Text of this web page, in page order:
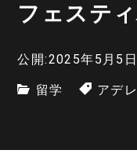
フェステ
公開:2025年5月5
留学 アデ